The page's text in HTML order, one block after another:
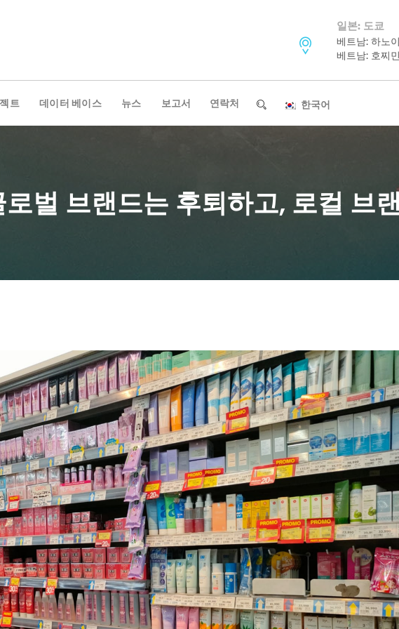
일본: 도쿄
베트남: 하노
베트남: 호찌
트 데이터 베이스 뉴스 보고서 연락처 한국어
벌 브랜드는 후퇴하고, 로컬 브
뉴스레터 구독